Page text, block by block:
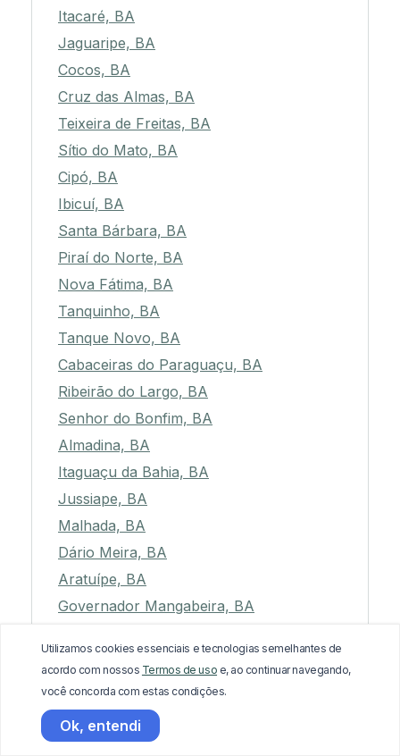
Itacaré, BA
Jaguaripe, BA
Cocos, BA
Cruz das Almas, BA
Teixeira de Freitas, BA
Sítio do Mato, BA
Cipó, BA
Ibicuí, BA
Santa Bárbara, BA
Piraí do Norte, BA
Nova Fátima, BA
Tanquinho, BA
Tanque Novo, BA
Cabaceiras do Paraguaçu, BA
Ribeirão do Largo, BA
Senhor do Bonfim, BA
Almadina, BA
Itaguaçu da Bahia, BA
Jussiape, BA
Malhada, BA
Dário Meira, BA
Aratuípe, BA
Governador Mangabeira, BA
Santo Antônio de Jesus, BA
Nilo Peçanha, BA
Boa Vista do Tupim, BA
Utilizamos cookies essenciais e tecnologias semelhantes de
acordo com nossos Termos de uso e, ao continuar navegando,
você concorda com estas condições.
Ok, entendi